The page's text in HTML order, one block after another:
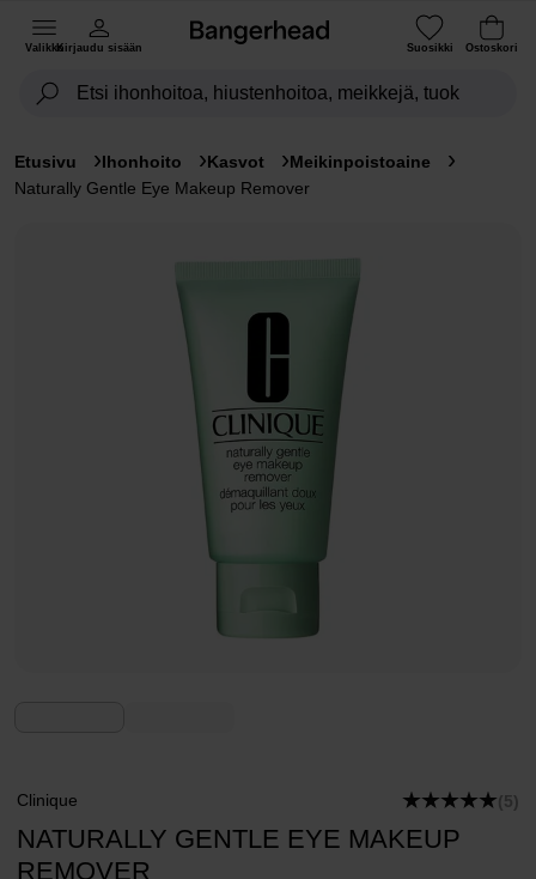
ValikkoKirjaudu sisään Suosikki Ostoskori
Etusivu Ihonhoito Kasvot
Meikinpoistoaine
Naturally Gentle Eye Makeup Remover
Clinique (5)
NATURALLY GENTLE EYE MAKEUP
REMOVER